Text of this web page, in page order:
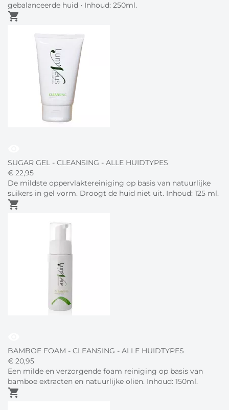
gebalanceerde huid • Inhoud: 250ml.
shopping_cart
SUGAR GEL - CLEANSING - ALLE HUIDTYPES
€ 22,95
De mildste oppervlaktereiniging op basis van natuurlijke
suikers in gel vorm. Droogt de huid niet uit. Inhoud: 125 ml.
shopping_cart
BAMBOE FOAM - CLEANSING - ALLE HUIDTYPES
€ 20,95
Een milde en verzorgende foam reiniging op basis van
bamboe extracten en natuurlijke oliën. Inhoud: 150ml.
shopping_cart